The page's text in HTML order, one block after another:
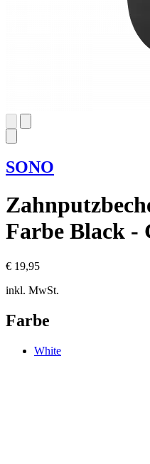
SONO
Farbe Black -
€ 19,95
inkl. MwSt.
Farbe
White